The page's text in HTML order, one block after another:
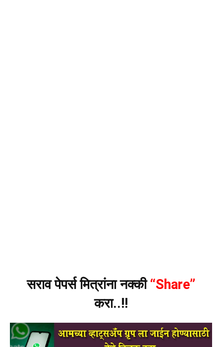
सराव पेपर्स मित्रांना नक्की“Share”
करा..!!